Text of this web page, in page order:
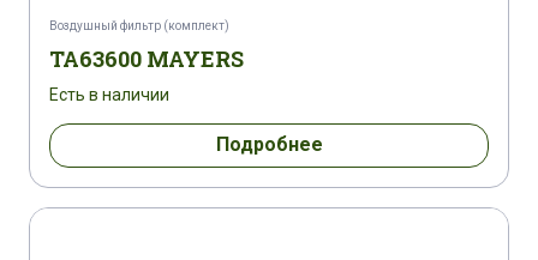
Воздушный фильтр (комплект)
TA63600 MAYERS
Есть в наличии
Подробнее